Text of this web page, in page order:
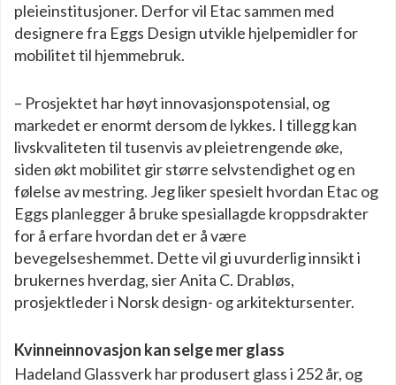
pleieinstitusjoner. Derfor vil Etac sammen med
designere fra Eggs Design utvikle hjelpemidler for
mobilitet til hjemmebruk.
– Prosjektet har høyt innovasjonspotensial, og
markedet er enormt dersom de lykkes. I tillegg kan
livskvaliteten til tusenvis av pleietrengende øke,
siden økt mobilitet gir større selvstendighet og en
følelse av mestring. Jeg liker spesielt hvordan Etac og
Eggs planlegger å bruke spesiallagde kroppsdrakter
for å erfare hvordan det er å være
bevegelseshemmet. Dette vil gi uvurderlig innsikt i
brukernes hverdag, sier Anita C. Drabløs,
prosjektleder i Norsk design- og arkitektursenter.
Kvinneinnovasjon kan selge mer glass
Hadeland Glassverk har produsert glass i 252 år, og